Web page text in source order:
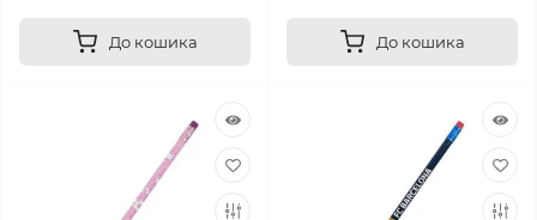
До кошика До кошика